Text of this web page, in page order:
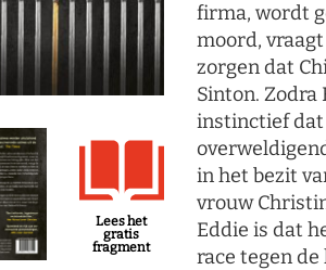
Lees het
gratis
fragment
firma, wordt
moord,
zorgen dat
Sinton. Zodra
instinctief dat
in het bezit
vrouw
Eddie is dat
race tegen